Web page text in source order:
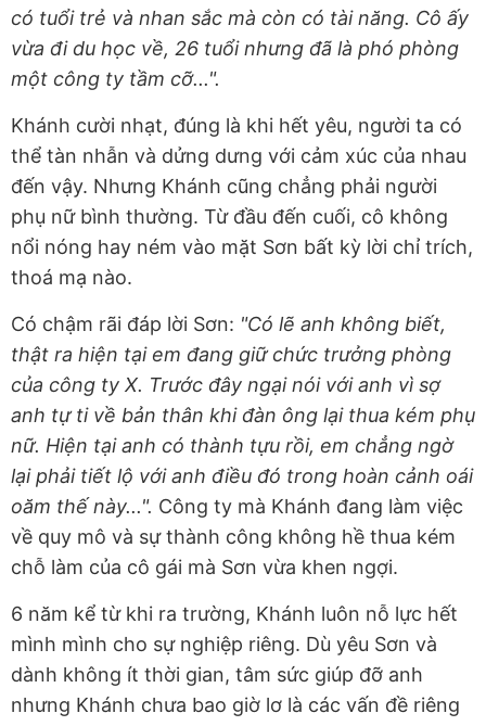
có tuổi trẻ và nhan sắc mà còn có tài năng. Cô ấy
vừa đi du học về, 26 tuổi nhưng đã là phó phòng
một công ty tầm cỡ...".
Khánh cười nhạt, đúng là khi hết yêu, người ta có
thể tàn nhẫn và dửng dưng với cảm xúc của nhau
đến vậy. Nhưng Khánh cũng chẳng phải người
phụ nữ bình thường. Từ đầu đến cuối, cô không
nổi nóng hay ném vào mặt Sơn bất kỳ lời chỉ trích,
thoá mạ nào.
Có chậm rãi đáp lời Sơn: "Có lẽ anh không biết,
thật ra hiện tại em đang giữ chức trưởng phòng
của công ty X. Trước đây ngại nói với anh vì sợ
anh tự ti về bản thân khi đàn ông lại thua kém phụ
nữ. Hiện tại anh có thành tựu rồi, em chẳng ngờ
lại phải tiết lộ với anh điều đó trong hoàn cảnh oái
oăm thế này...". Công ty mà Khánh đang làm việc
về quy mô và sự thành công không hề thua kém
chỗ làm của cô gái mà Sơn vừa khen ngợi.
6 năm kể từ khi ra trường, Khánh luôn nỗ lực hết
mình mình cho sự nghiệp riêng. Dù yêu Sơn và
dành không ít thời gian, tâm sức giúp đỡ anh
nhưng Khánh chưa bao giờ lơ là các vấn đề riêng